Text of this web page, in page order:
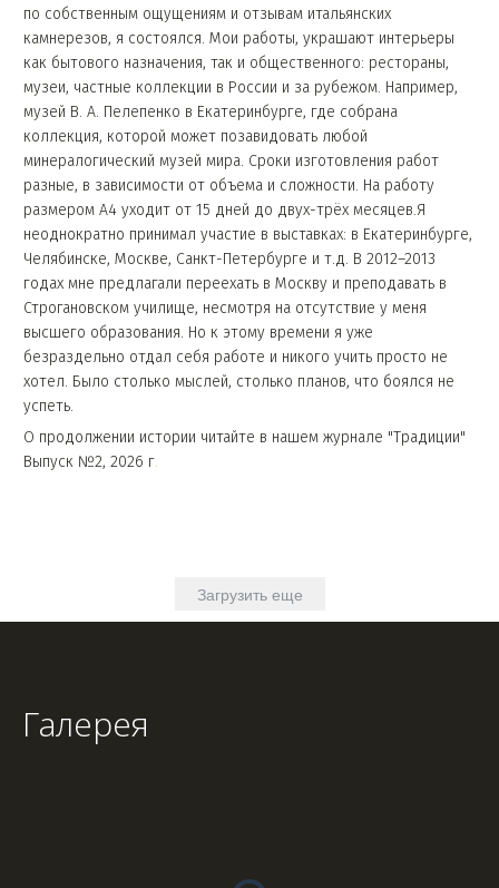
по собственным ощущениям и отзывам итальянских
камнерезов, я состоялся. Мои работы, украшают интерьеры
как бытового назначения, так и общественного: рестораны,
музеи, частные коллекции в России и за рубежом. Например,
музей В. А. Пелепенко в Екатеринбурге, где собрана
коллекция, которой может позавидовать любой
минералогический музей мира. Сроки изготовления работ
разные, в зависи­мости от объема и сложности. На работу
размером А4 уходит от 15 дней до двух-трёх месяцев.Я
неоднократно принимал участие в выставках: в Екате­ринбурге,
Челябинске, Москве, Санкт-Петербурге и т.д. В 2012–2013
годах мне предлагали переехать в Москву и преподавать в
Строгановском училище, несмотря на отсутствие у меня
высшего образования. Но к этому времени я уже
безраздельно отдал себя работе и никого учить просто не
хотел. Было столько мыслей, столько планов, что боялся не
успеть.
О продолжении истории читайте в нашем журнале "Традиции"
Выпуск №2, 2026 г.
Загрузить еще
Галерея